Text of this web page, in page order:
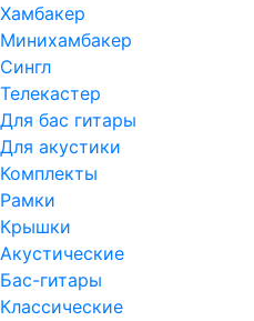
Хамбакер
Минихамбакер
Сингл
Телекастер
Для бас гитары
Для акустики
Комплекты
Рамки
Крышки
Акустические
Бас-гитары
Классические